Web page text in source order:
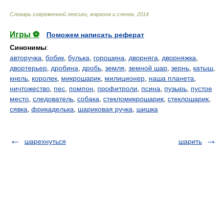
Cловарь современной лексики, жаргона и сленга 2014
Игры ⚽
Поможем написать реферат
Синонимы:
авторучка бобик булька горошина дворняга дворняжка
двортерьер дробина дробь земля земной шар зернь катыш
кнель королек микрошарик милиционер наша планета
ничтожество пес помпон профитроли псина пузырь пустое
место следователь собака стекломикрошарик стеклошарик
сявка фрикаделька шариковая ручка шишка
шарехнуться шарить